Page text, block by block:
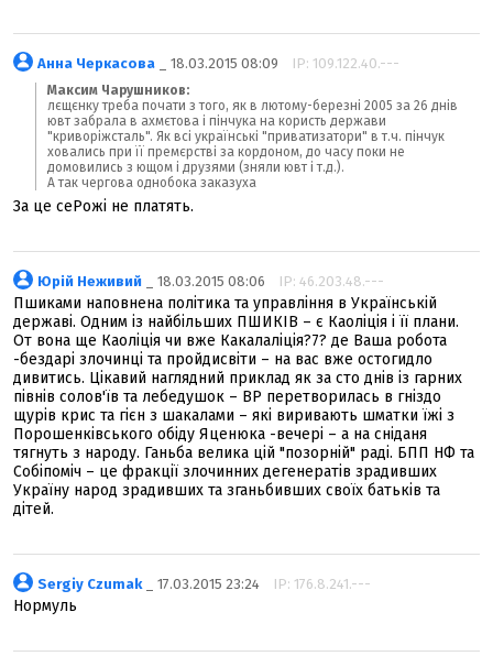
Анна Черкасова _ 18.03.2015 08:09 IP: 109.122.40.---
Максим Чарушников:
лєщєнку треба почати з того, як в лютому-березні 2005 за 26 днів
ювт забрала в ахмєтова і пінчука на користь держави
"криворіжсталь". Як всі українські "приватизатори" в т.ч. пінчук
ховались при її премєрстві за кордоном, до часу поки не
домовились з ющом і друзями (зняли ювт і т.д.).
А так чергова однобока заказуха
За це сеРожі не платять.
Юрій Неживий _ 18.03.2015 08:06 IP: 46.203.48.---
Пшиками наповнена політика та управління в Українській
державі. Одним із найбільших ПШИКІВ – є Каоліція і її плани.
От вона ще Каоліція чи вже Какалаліція?7? де Ваша робота
-бездарі злочинці та пройдисвіти – на вас вже остогидло
дивитись. Цікавий наглядний приклад як за сто днів із гарних
півнів солов'їв та лебедушок – ВР перетворилась в гніздо
щурів крис та гієн з шакалами – які виривають шматки їжі з
Порошенківського обіду Яценюка -вечері – а на сніданя
тягнуть з народу. Ганьба велика цій "позорній" раді. БПП НФ та
Собіпоміч – це фракції злочинних дегенератів зрадивших
Україну народ зрадивших та зганьбивших своїх батьків та
дітей.
Sergiy Czumak_ 17.03.2015 23:24 IP: 176.8.241.---
Нормуль